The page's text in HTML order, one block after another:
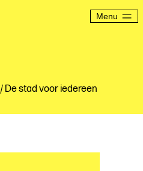
Menu
/ De stad voor iedereen